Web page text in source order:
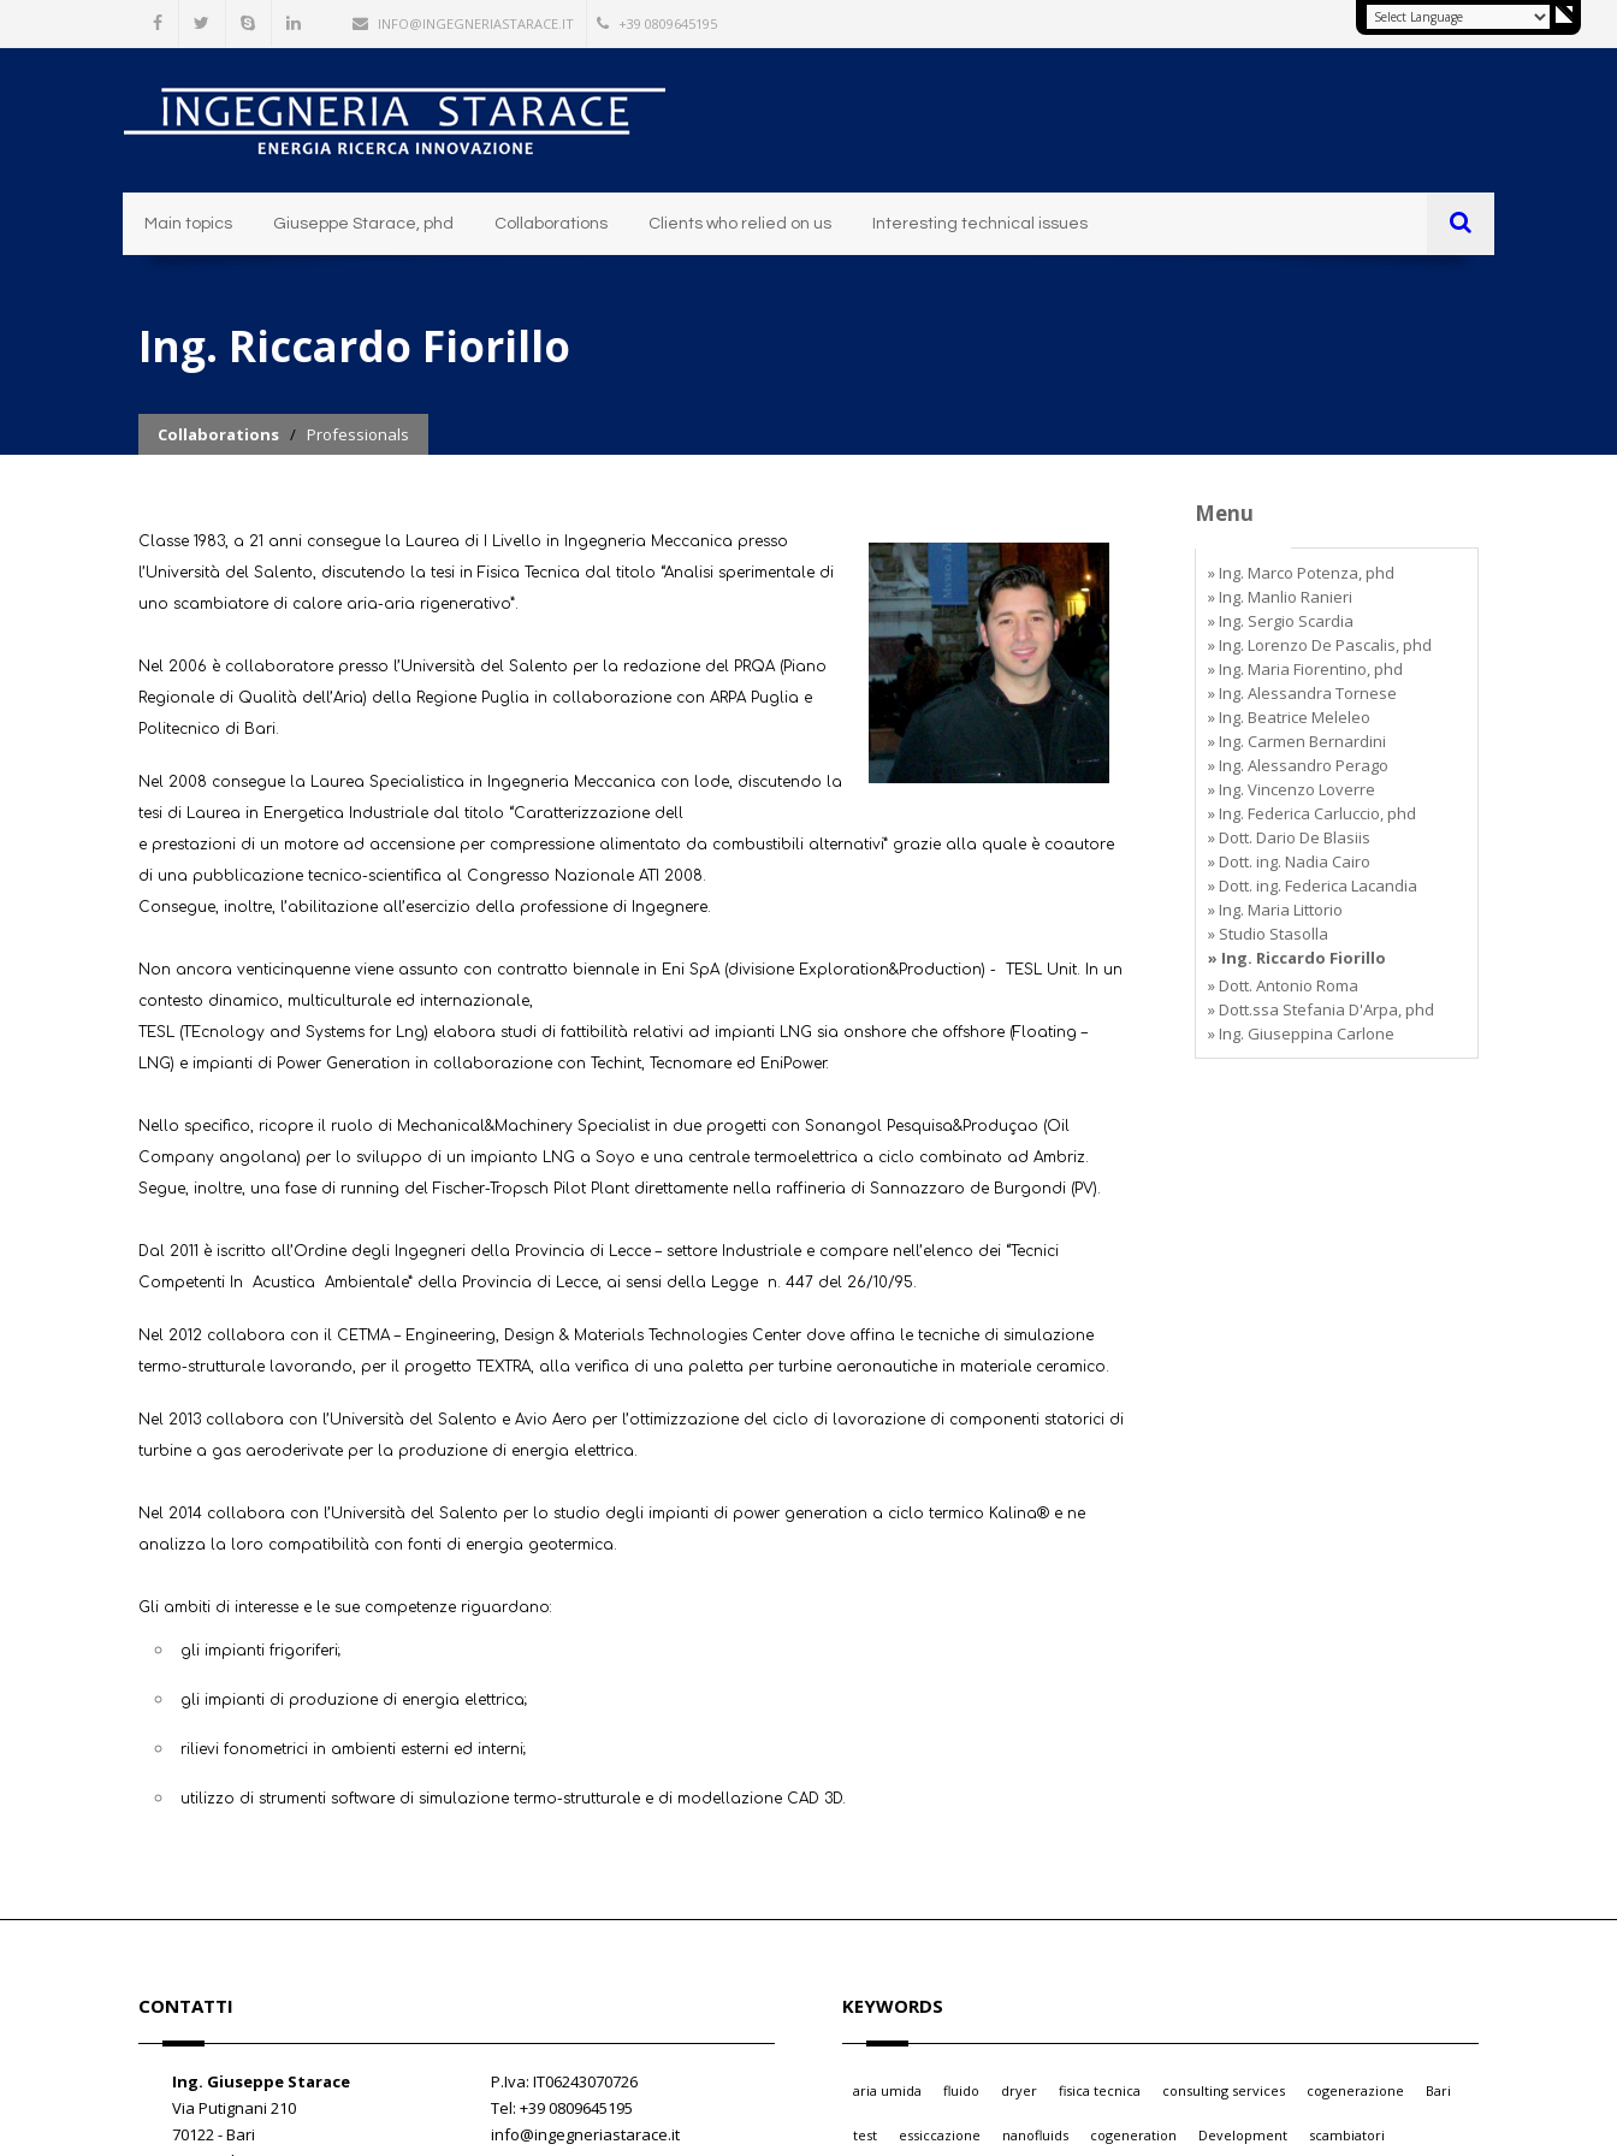
INFO@INGEGNERIASTARACE.IT +39 0809645195
Main topics Giuseppe Starace, phd Collaborations Clients who relied on us Interesting technical issues
Ing. Riccardo Fiorillo
Collaborations / Professionals
Classe 1983, a 21 anni consegue la Laurea di I Livello in Ingegneria Meccanica presso
l’Università del Salento, discutendo la tesi in Fisica Tecnica dal titolo “Analisi sperimentale di
uno scambiatore di calore aria-aria rigenerativo”.
Nel 2006 è collaboratore presso l’Università del Salento per la redazione del PRQA (Piano
Regionale di Qualità dell’Aria) della Regione Puglia in collaborazione con ARPA Puglia e
Politecnico di Bari.
Nel 2008 consegue la Laurea Specialistica in Ingegneria Meccanica con lode, discutendo la
tesi di Laurea in Energetica Industriale dal titolo “Caratterizzazione dell
e prestazioni di un motore ad accensione per compressione alimentato da combustibili alternativi” grazie alla quale è coautore
di una pubblicazione tecnico-scientifica al Congresso Nazionale ATI 2008.
Consegue, inoltre, l’abilitazione all’esercizio della professione di Ingegnere.
Non ancora venticinquenne viene assunto con contratto biennale in Eni SpA (divisione Exploration&Production) - TESL Unit. In un
contesto dinamico, multiculturale ed internazionale,
TESL (TEcnology and Systems for Lng) elabora studi di fattibilità relativi ad impianti LNG sia onshore che offshore (Floating –
LNG) e impianti di Power Generation in collaborazione con Techint, Tecnomare ed EniPower.
Nello specifico, ricopre il ruolo di Mechanical&Machinery Specialist in due progetti con Sonangol Pesquisa&Produçao (Oil
Company angolana) per lo sviluppo di un impianto LNG a Soyo e una centrale termoelettrica a ciclo combinato ad Ambriz.
Segue, inoltre, una fase di running del Fischer-Tropsch Pilot Plant direttamente nella raffineria di Sannazzaro de Burgondi (PV).
Dal 2011 è iscritto all’Ordine degli Ingegneri della Provincia di Lecce – settore Industriale e compare nell’elenco dei “Tecnici
Competenti In Acustica Ambientale” della Provincia di Lecce, ai sensi della Legge n. 447 del 26/10/95.
Nel 2012 collabora con il CETMA – Engineering, Design & Materials Technologies Center dove affina le tecniche di simulazione
termo-strutturale lavorando, per il progetto TEXTRA, alla verifica di una paletta per turbine aeronautiche in materiale ceramico.
Nel 2013 collabora con l’Università del Salento e Avio Aero per l’ottimizzazione del ciclo di lavorazione di componenti statorici di
turbine a gas aeroderivate per la produzione di energia elettrica.
Nel 2014 collabora con l’Università del Salento per lo studio degli impianti di power generation a ciclo termico Kalina® e ne
analizza la loro compatibilità con fonti di energia geotermica.
Gli ambiti di interesse e le sue competenze riguardano:
gli impianti frigoriferi;
gli impianti di produzione di energia elettrica;
rilievi fonometrici in ambienti esterni ed interni;
utilizzo di strumenti software di simulazione termo-strutturale e di modellazione CAD 3D.
Menu
» Ing. Marco Potenza, phd
» Ing. Manlio Ranieri
» Ing. Sergio Scardia
» Ing. Lorenzo De Pascalis, phd
» Ing. Maria Fiorentino, phd
» Ing. Alessandra Tornese
» Ing. Beatrice Meleleo
» Ing. Carmen Bernardini
» Ing. Alessandro Perago
» Ing. Vincenzo Loverre
» Ing. Federica Carluccio, phd
» Dott. Dario De Blasiis
» Dott. ing. Nadia Cairo
» Dott. ing. Federica Lacandia
» Ing. Maria Littorio
» Studio Stasolla
» Ing. Riccardo Fiorillo
» Dott. Antonio Roma
» Dott.ssa Stefania D'Arpa, phd
» Ing. Giuseppina Carlone
CONTATTI
Ing. Giuseppe Starace
Via Putignani 210
70122 - Bari
P.Iva: IT06243070726
Tel: +39 0809645195
info@ingegneriastarace.it
KEYWORDS
aria umida fluido dryer fisica tecnica consulting services cogenerazione Bari
test essiccazione nanofluids cogeneration Development scambiatori